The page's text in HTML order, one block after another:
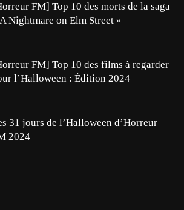
FM] Top 10 des morts de la saga
Nightmare on Elm Street »
FM] Top 10 des films à regarder
l’Halloween : Édition 2024
31 jours de l’Halloween d’Horreur
2024